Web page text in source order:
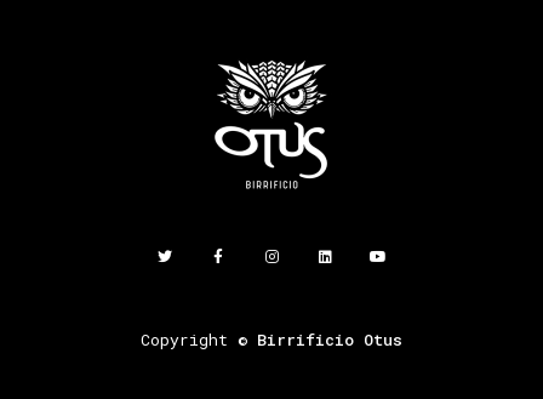
Copyright © Birrificio Otus